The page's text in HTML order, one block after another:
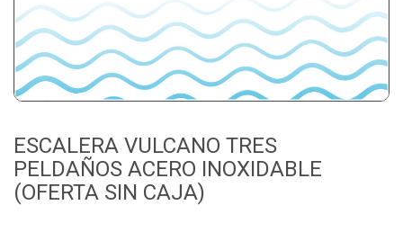
ESCALERA VULCANO TRES
PELDAÑOS ACERO INOXIDABLE
(OFERTA SIN CAJA)